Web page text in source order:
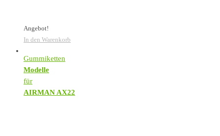
Angebot!
In den Warenkorb
Gummiketten
Modelle
für
AIRMAN AX22